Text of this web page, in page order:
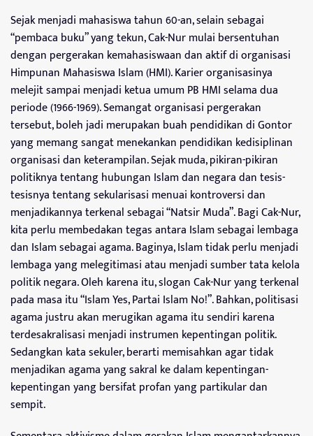
Sejak menjadi mahasiswa tahun 60-an, selain sebagai
“pembaca buku” yang tekun, Cak-Nur mulai bersentuhan
dengan pergerakan kemahasiswaan dan aktif di organisasi
Himpunan Mahasiswa Islam (HMI). Karier organisasinya
melejit sampai menjadi ketua umum PB HMI selama dua
periode (1966-1969). Semangat organisasi pergerakan
tersebut, boleh jadi merupakan buah pendidikan di Gontor
yang memang sangat menekankan pendidikan kedisiplinan
organisasi dan keterampilan. Sejak muda, pikiran-pikiran
politiknya tentang hubungan Islam dan negara dan tesis-
tesisnya tentang sekularisasi menuai kontroversi dan
menjadikannya terkenal sebagai “Natsir Muda”. Bagi Cak-Nur,
kita perlu membedakan tegas antara Islam sebagai lembaga
dan Islam sebagai agama. Baginya, Islam tidak perlu menjadi
lembaga yang melegitimasi atau menjadi sumber tata kelola
politik negara. Oleh karena itu, slogan Cak-Nur yang terkenal
pada masa itu “Islam Yes, Partai Islam No!”. Bahkan, politisasi
agama justru akan merugikan agama itu sendiri karena
terdesakralisasi menjadi instrumen kepentingan politik.
Sedangkan kata sekuler, berarti memisahkan agar tidak
menjadikan agama yang sakral ke dalam kepentingan-
kepentingan yang bersifat profan yang partikular dan
sempit.